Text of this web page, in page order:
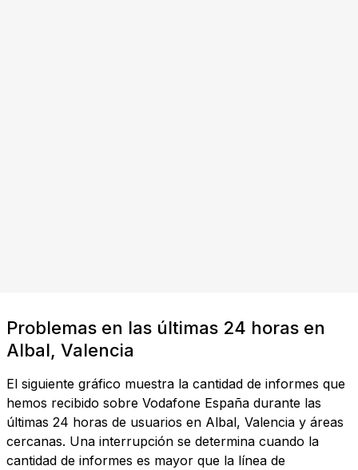
Problemas en las últimas 24 horas en
Albal, Valencia
El siguiente gráfico muestra la cantidad de informes que
hemos recibido sobre Vodafone España durante las
últimas 24 horas de usuarios en Albal, Valencia y áreas
cercanas. Una interrupción se determina cuando la
cantidad de informes es mayor que la línea de